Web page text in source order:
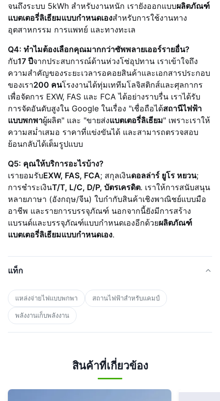
จนถึงระบบ 5kWh สำหรับงานหนัก เรายังออกแบบผลิตภัณฑ์
แบตเตอรี่ลิเธียมแบบกำหนดเองสำหรับการใช้งานทาง
อุตสาหกรรม การแพทย์ และทางทะเล
Q4: ทำไมต้องเลือกคุณมากกว่าซัพพลายเออร์รายอื่น?
กับ17 ปีจากประสบการณ์ด้านห่วงโซ่อุปทาน เราเข้าใจถึง
ความสำคัญของระยะเวลารอคอยสินค้าและเอกสารประกอบ
ของเรา200 คนโรงงานได้ทุ่มเททีมโลจิสติกส์และศุลกากร
เพื่อจัดการ EXW, FAS และ FCA ได้อย่างราบรื่น เราได้รับ
การจัดอันดับสูงใน Google ในเรื่อง "เชื่อถือได้สถานีไฟฟ้า
แบบพกพาผู้ผลิต" และ "ขายส่งแบตเตอรี่ลิเธียม" เพราะเราให้
ความสม่ำเสมอ ราคาที่แข่งขันได้ และสามารถตรวจสอบ
ย้อนกลับได้เต็มรูปแบบ
Q5: คุณให้บริการอะไรบ้าง?
เรายอมรับEXW, FAS, FCA; สกุลเงินดอลล่าร์ ยูโร หยวน;
การชำระเงินT/T, L/C, D/P, บัตรเครดิต. เราให้การสนับสนุน
หลายภาษา (อังกฤษ/จีน) ใบกำกับสินค้าเชิงพาณิชย์แบบมือ
อาชีพ และรายการบรรจุภัณฑ์ นอกจากนี้ยังมีการสร้าง
แบรนด์และบรรจุภัณฑ์แบบกำหนดเองอีกด้วยผลิตภัณฑ์
แบตเตอรี่ลิเธียมแบบกำหนดเอง.
แท็ก
แหล่งจ่ายไฟแบบพกพา สถานไฟฟ้าสําหรับแคมป์
พลังงานเก็บพลังงาน
สินค้าที่เกี่ยวข้อง